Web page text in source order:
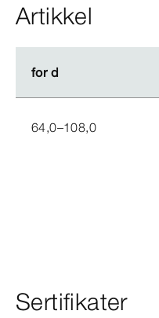
Artikkel
for d
for d
64,0–108,0
Sertifikater